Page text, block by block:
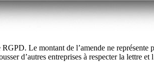
Le montant de l’amende ne
d’autres entreprises à respecter la lettre